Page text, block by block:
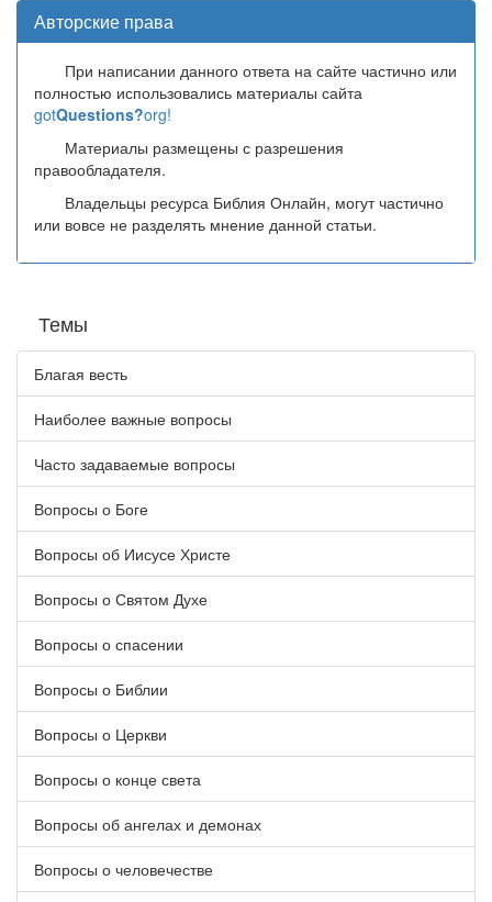
Авторские права
При написании данного ответа на сайте частично или
полностью использовались материалы сайта
gotQuestions?org!
Материалы размещены с разрешения
правообладателя.
Владельцы ресурса Библия Онлайн, могут частично
или вовсе не разделять мнение данной статьи.
Темы
Благая весть
Наиболее важные вопросы
Часто задаваемые вопросы
Вопросы о Боге
Вопросы об Иисусе Христе
Вопросы о Святом Духе
Вопросы о спасении
Вопросы о Библии
Вопросы о Церкви
Вопросы о конце света
Вопросы об ангелах и демонах
Вопросы о человечестве